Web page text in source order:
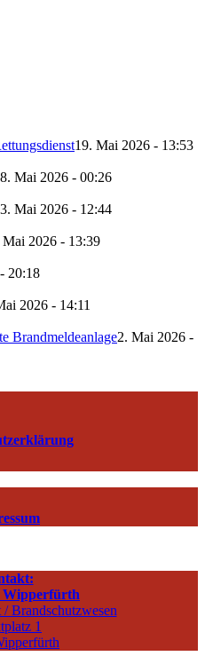
19. Mai 2026 - 13:53
Mai 2026 - 00:26
Mai 2026 - 12:44
Mai 2026 - 13:39
20:18
2026 - 14:11
Brandmeldeanlage2. Mai 2026 -
Wipperfürth
Brandschutzwesen
1